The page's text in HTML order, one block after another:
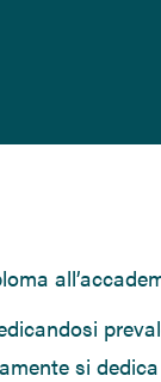
si